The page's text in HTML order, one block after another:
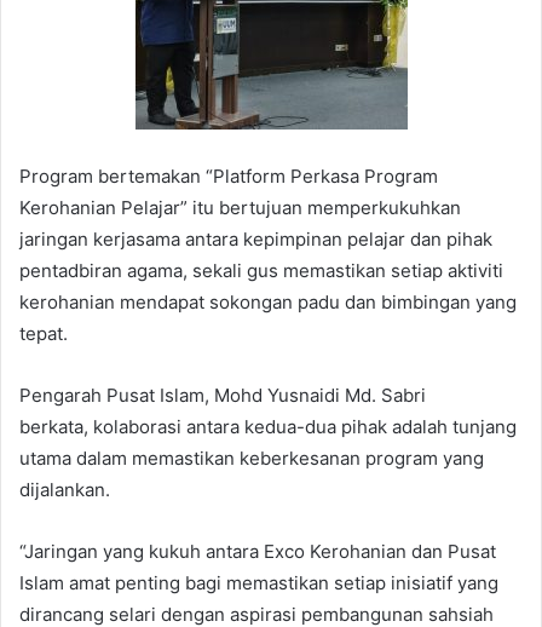
Program bertemakan “Platform Perkasa Program
Kerohanian Pelajar” itu bertujuan memperkukuhkan
jaringan kerjasama antara kepimpinan pelajar dan pihak
pentadbiran agama, sekali gus memastikan setiap aktiviti
kerohanian mendapat sokongan padu dan bimbingan yang
tepat.
Pengarah Pusat Islam, Mohd Yusnaidi Md. Sabri
berkata, kolaborasi antara kedua-dua pihak adalah tunjang
utama dalam memastikan keberkesanan program yang
dijalankan.
“Jaringan yang kukuh antara Exco Kerohanian dan Pusat
Islam amat penting bagi memastikan setiap inisiatif yang
dirancang selari dengan aspirasi pembangunan sahsiah